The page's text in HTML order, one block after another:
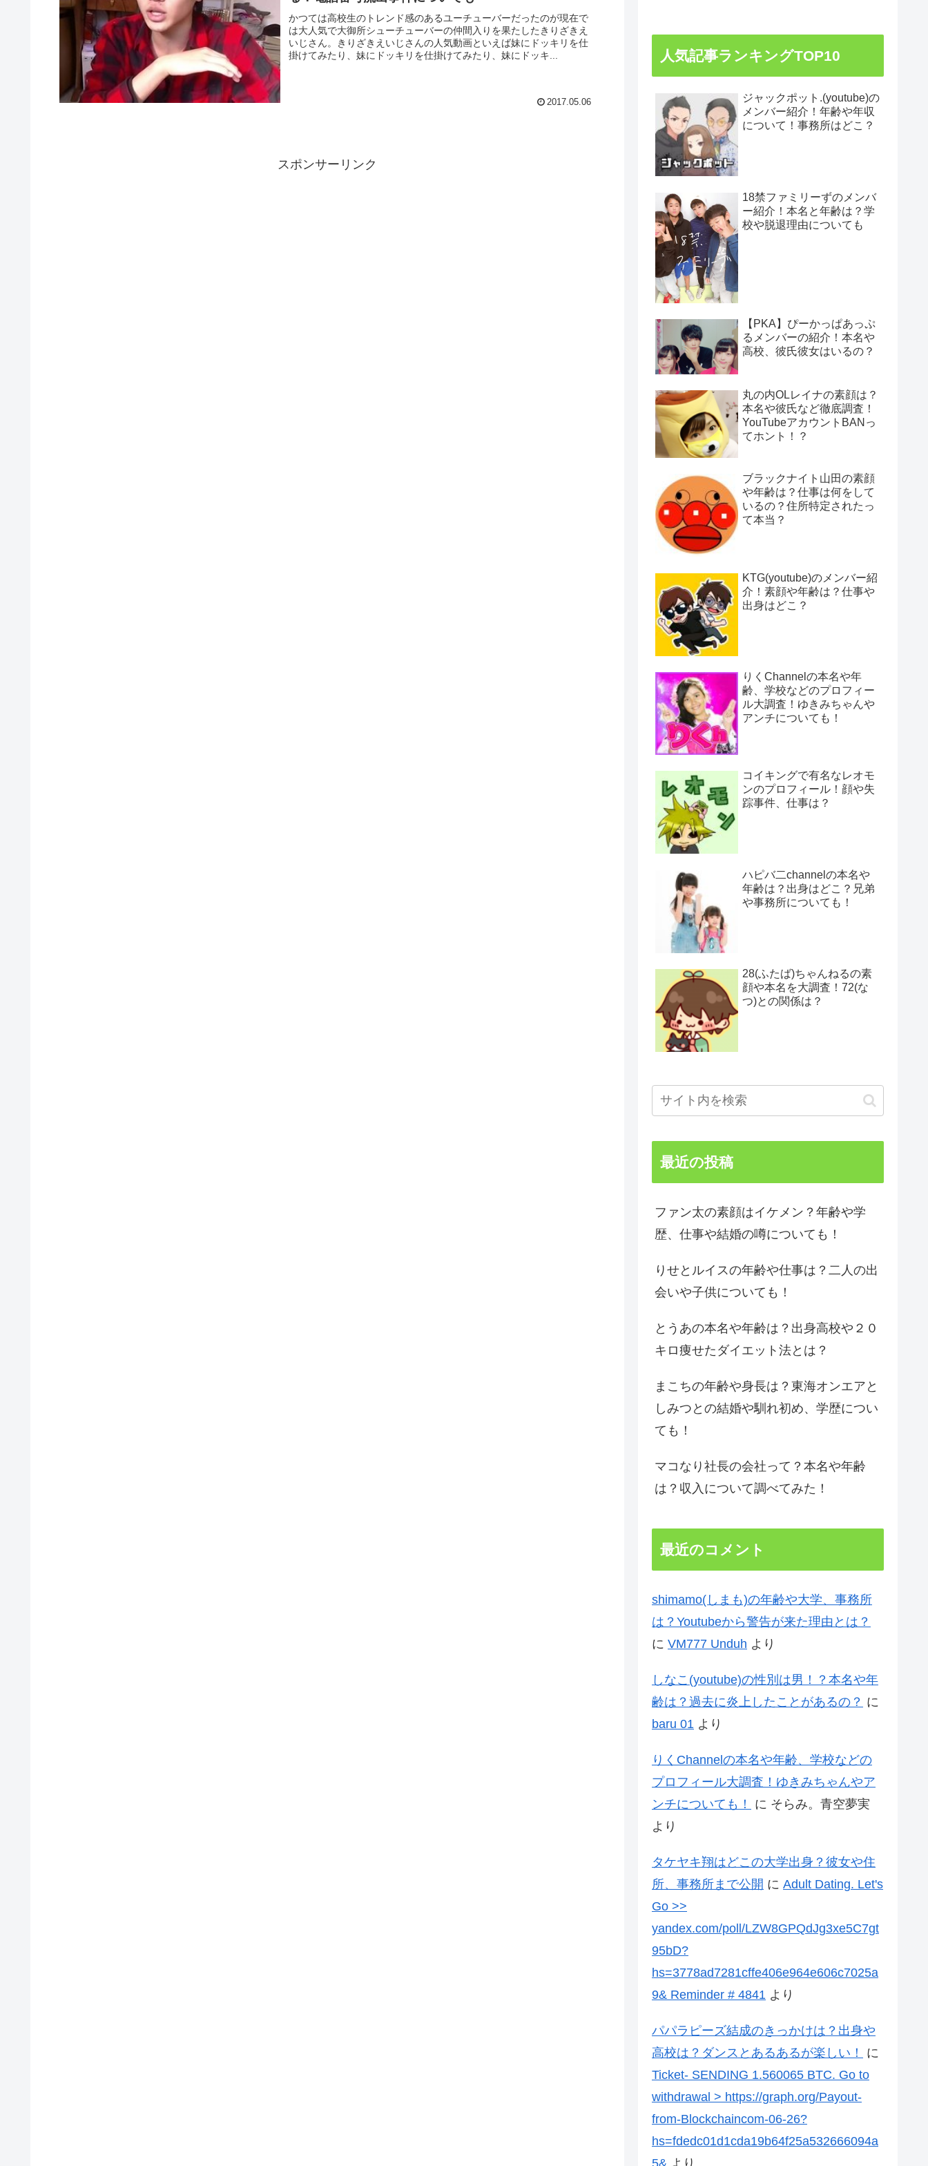
かつては高校生のトレンド感のあるユーチューバーだったのが現在で
は大人気で大御所シューチューバーの仲間入りを果たしたきりざきえ
いじさん。きりざきえいじさんの人気動画といえば妹にドッキリを仕
掛けてみたり、妹にドッキリを仕掛けてみたり、妹にドッキ...
2017.05.06
スポンサーリンク
人気記事ランキングTOP10
ジャックポット.(youtube)の
メンバー紹介！年齢や年収
について！事務所はどこ？
18禁ファミリーずのメンバ
ー紹介！本名と年齢は？学
校や脱退理由についても
【PKA】ぴーかっぱあっぷ
るメンバーの紹介！本名や
高校、彼氏彼女はいるの？
丸の内OLレイナの素顔は？
本名や彼氏など徹底調査！
YouTubeアカウントBANっ
てホント！？
ブラックナイト山田の素顔
や年齢は？仕事は何をして
いるの？住所特定されたっ
て本当？
KTG(youtube)のメンバー紹
介！素顔や年齢は？仕事や
出身はどこ？
りくChannelの本名や年
齢、学校などのプロフィー
ル大調査！ゆきみちゃんや
アンチについても！
コイキングで有名なレオモ
ンのプロフィール！顔や失
踪事件、仕事は？
ハピバ二channelの本名や
年齢は？出身はどこ？兄弟
や事務所についても！
28(ふたば)ちゃんねるの素
顔や本名を大調査！72(な
つ)との関係は？
最近の投稿
ファン太の素顔はイケメン？年齢や学
歴、仕事や結婚の噂についても！
りせとルイスの年齢や仕事は？二人の出
会いや子供についても！
とうあの本名や年齢は？出身高校や２０
キロ痩せたダイエット法とは？
まこちの年齢や身長は？東海オンエアと
しみつとの結婚や馴れ初め、学歴につい
ても！
マコなり社長の会社って？本名や年齢
は？収入について調べてみた！
最近のコメント
shimamo(しまも)の年齢や大学、事務所
は？Youtubeから警告が来た理由とは？
に VM777 Unduh より
しなこ(youtube)の性別は男！？本名や年
齢は？過去に炎上したことがあるの？ に
baru 01 より
りくChannelの本名や年齢、学校などの
プロフィール大調査！ゆきみちゃんやア
ンチについても！
に そらみ。青空夢実
より
タケヤキ翔はどこの大学出身？彼女や住
所、事務所まで公開 に Adult Dating. Let's
Go >>
yandex.com/poll/LZW8GPQdJg3xe5C7gt
95bD?
hs=3778ad7281cffe406e964e606c7025a
9& Reminder # 4841 より
パパラピーズ結成のきっかけは？出身や
高校は？ダンスとあるあるが楽しい！
に
Ticket- SENDING 1.560065 BTC. Go to
withdrawal > https://graph.org/Payout-
from-Blockchaincom-06-26?
hs=fdedc01d1cda19b64f25a532666094a